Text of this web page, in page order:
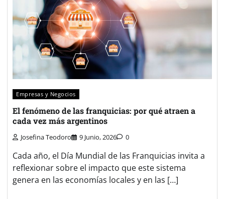
Empresas y Negocios
El fenómeno de las franquicias: por qué atraen a
cada vez más argentinos
Josefina Teodoro 9 Junio, 2026 0
Cada año, el Día Mundial de las Franquicias invita a
reflexionar sobre el impacto que este sistema
genera en las economías locales y en las […]